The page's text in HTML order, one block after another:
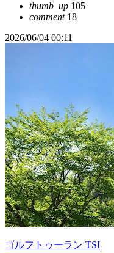
thumb_up 105
comment18
2026/06/04 00:11
ゴルフトゥーラン TSI